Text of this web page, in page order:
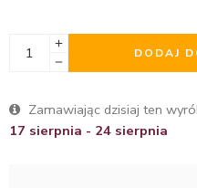
DODAJ
Zamawiając dzisiaj ten
17 sierpnia - 24 sierpnia